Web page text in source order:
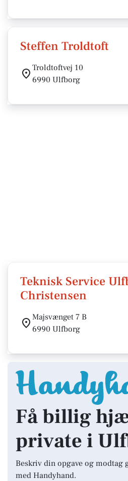
Steffen Troldtoft
Troldtoftvej 10
6990 Ulfborg
Teknisk Service
Christensen
Majsvænget 7 B
6990 Ulfborg
Få billig
private i
Beskriv din opgave og modtag
med Handyhand.